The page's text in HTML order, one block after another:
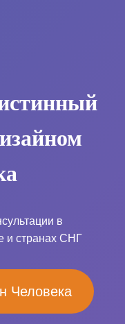
в
и странах СНГ
Человека